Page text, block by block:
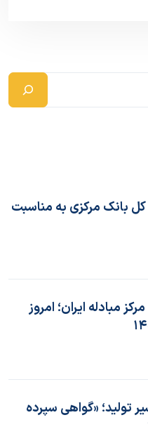
بانک مرکزی به مناسبت
مبادله ایران؛ امروز
تولید؛ «گواهی سپرده